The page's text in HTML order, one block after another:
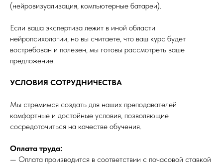
(нейровизуализация, компьютерные батареи).
Если ваша экспертиза лежит в иной области
нейропсихологии, но вы считаете, что ваш курс будет
востребован и полезен, мы готовы рассмотреть ваше
предложение.
УСЛОВИЯ СОТРУДНИЧЕСТВА
Мы стремимся создать для наших преподавателей
комфортные и достойные условия, позволяющие
сосредоточиться на качестве обучения.
Оплата труда:
— Оплата производится в соответствии с почасовой ставкой